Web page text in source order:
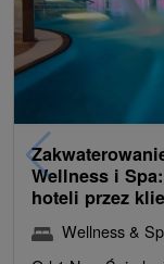
Wellness i
hoteli przez
Wellness &